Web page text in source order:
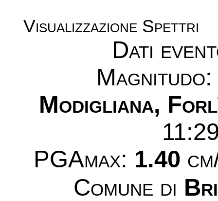
Visualizzazione Spettri
Dati
Modigliana,
PGAmax: 1.40
Comune di